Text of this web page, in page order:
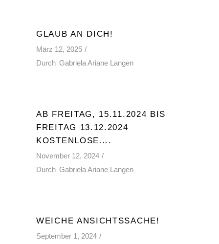
GLAUB AN DICH!
März 12, 2025
Durch Gabriela Ariane Langen
AB FREITAG, 15.11.2024 BIS
FREITAG 13.12.2024
KOSTENLOSE….
November 12, 2024
Durch Gabriela Ariane Langen
WEICHE ANSICHTSSACHE!
September 1, 2024